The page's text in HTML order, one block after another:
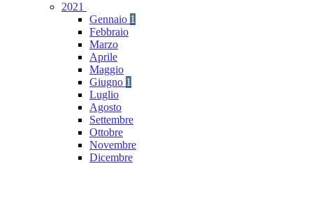
2021
Gennaio 1
Febbraio
Marzo
Aprile
Maggio
Giugno 1
Luglio
Agosto
Settembre
Ottobre
Novembre
Dicembre